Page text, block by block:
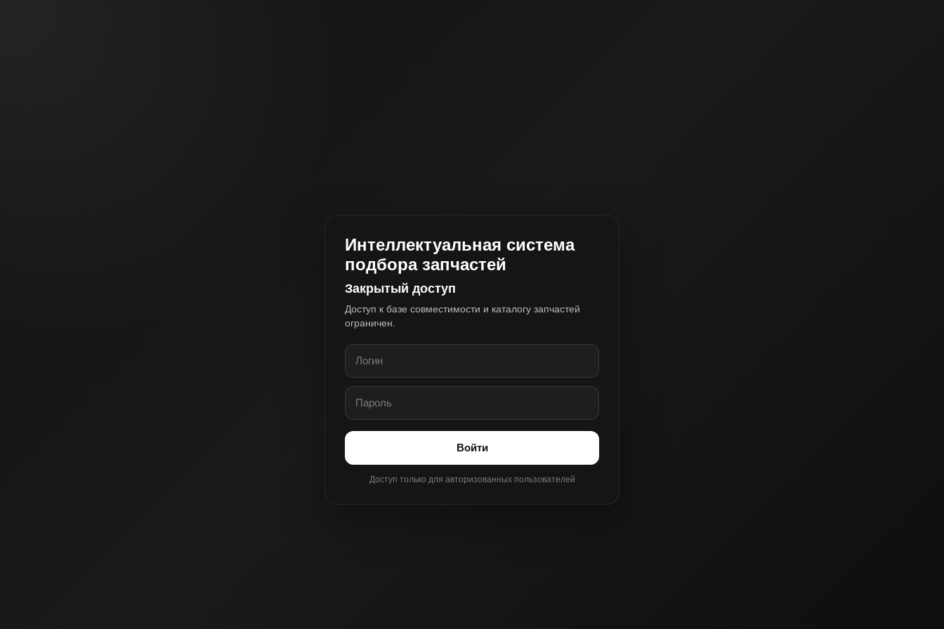
Интеллектуальная система
подбора запчастей
Закрытый доступ
Доступ к базе совместимости и каталогу запчастей
ограничен.
Войти
Доступ только для авторизованных пользователей